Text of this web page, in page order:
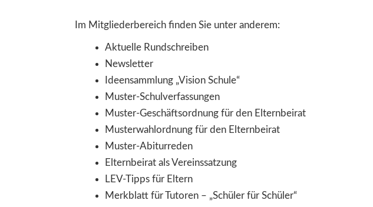
Im Mitgliederbereich finden Sie unter anderem:
Aktuelle Rundschreiben
Newsletter
Ideensammlung „Vision Schule“
Muster-Schulverfassungen
Muster-Geschäftsordnung für den Elternbeirat
Musterwahlordnung für den Elternbeirat
Muster-Abiturreden
Elternbeirat als Vereinssatzung
LEV-Tipps für Eltern
Merkblatt für Tutoren – „Schüler für Schüler“